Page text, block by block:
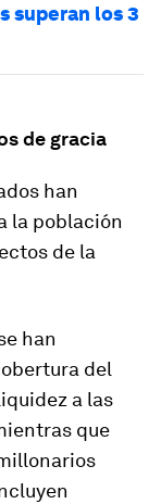
superan los 3
de gracia
han
la población
de la
han
del
a las
que